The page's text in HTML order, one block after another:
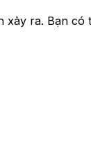
xảy ra. Bạn